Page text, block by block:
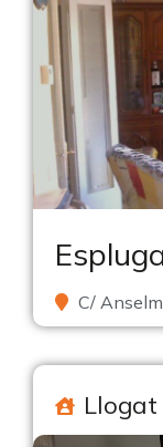
C/
Llogat